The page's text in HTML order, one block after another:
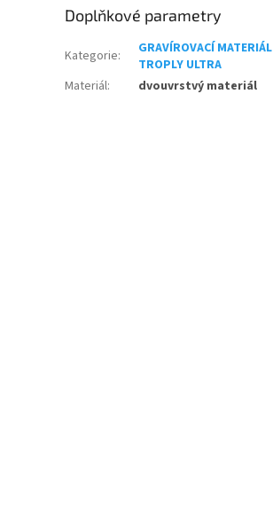
Doplňkové parametry
Kategorie:
GRAVÍROVACÍ MATERIÁL
TROPLY ULTRA
Materiál: dvouvrstvý materiál